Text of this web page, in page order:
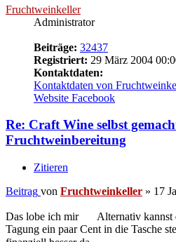
Tagung ein paar Cent in die Tasche
finanziell besser da
Scherz beiseite: Würde ich das alles
umrechnen, so würde es das Buch
wenn es jetzt Anklang und Absatz
natürlich.
90% of everything is crap... Except
The amount of energy needed to
magnitude bigger than to produce it.
Nach oben
Metinchen
1000 Liter Wein